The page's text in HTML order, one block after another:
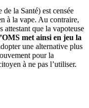
la Santé) est censée
à la vape. Au contraire,
attestant que la vapoteuse
met ainsi en jeu la
une alternative plus
pour la
à ne pas l’utiliser.